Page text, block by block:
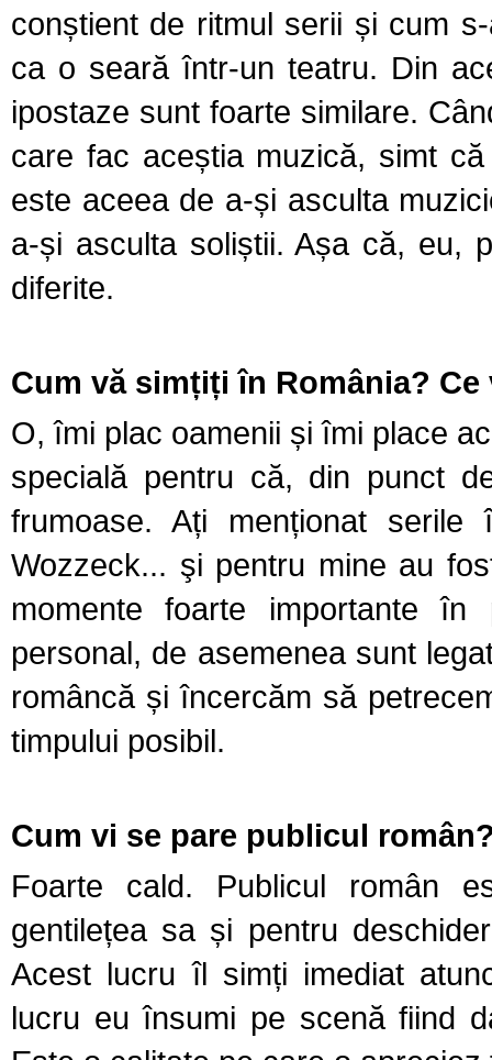
conștient de ritmul serii și cum
ca o seară într-un teatru. Din
ipostaze sunt foarte similare.
care fac aceștia muzică, simt
este aceea de a-și asculta
a-și asculta soliștii. Așa că, eu,
diferite.
Cum vă simțiți în România?
O, îmi plac oamenii și îmi place
specială pentru că, din punct
frumoase. Ați menționat
Wozzeck... şi pentru mine au
momente foarte importante
personal, de asemenea sunt
româncă și încercăm să
timpului posibil.
Cum vi se pare publicul
Foarte cald. Publicul român
gentilețea sa și pentru
Acest lucru îl simți imediat
lucru eu însumi pe scenă fiind